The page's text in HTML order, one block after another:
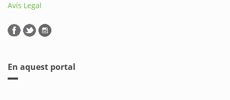
Avís Legal
En aquest portal